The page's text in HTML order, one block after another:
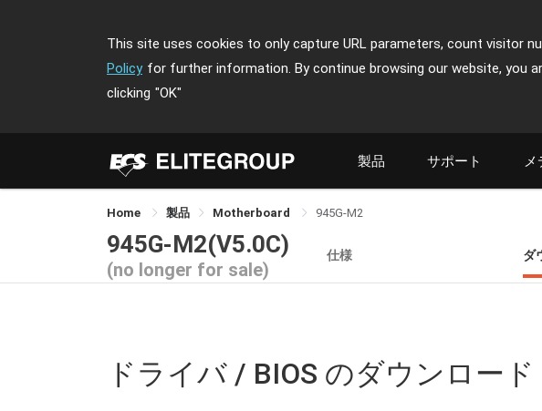
This site uses cookies to only capture URL parameters, count visitor
Policy for further information. By continue browsing our website, you
clicking "OK"
製品 サポート メ
Home 製品 Motherboard 945G-M2
945G-M2(V5.0C)
(no longer for sale)
仕様 ダ
ドライバ / BIOS のダウンロード